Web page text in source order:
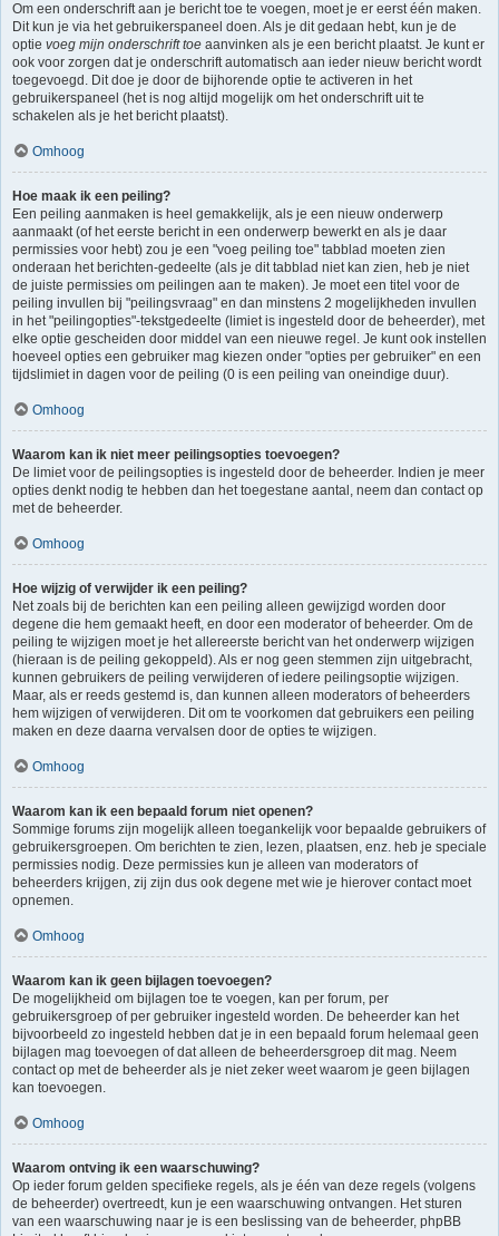
Om een onderschrift aan je bericht toe te voegen, moet je er eerst één maken.
Dit kun je via het gebruikerspaneel doen. Als je dit gedaan hebt, kun je de
optie voeg mijn onderschrift toe aanvinken als je een bericht plaatst. Je kunt er
ook voor zorgen dat je onderschrift automatisch aan ieder nieuw bericht wordt
toegevoegd. Dit doe je door de bijhorende optie te activeren in het
gebruikerspaneel (het is nog altijd mogelijk om het onderschrift uit te
schakelen als je het bericht plaatst).
Omhoog
Hoe maak ik een peiling?
Een peiling aanmaken is heel gemakkelijk, als je een nieuw onderwerp
aanmaakt (of het eerste bericht in een onderwerp bewerkt en als je daar
permissies voor hebt) zou je een "voeg peiling toe" tabblad moeten zien
onderaan het berichten-gedeelte (als je dit tabblad niet kan zien, heb je niet
de juiste permissies om peilingen aan te maken). Je moet een titel voor de
peiling invullen bij "peilingsvraag" en dan minstens 2 mogelijkheden invullen
in het "peilingopties"-tekstgedeelte (limiet is ingesteld door de beheerder), met
elke optie gescheiden door middel van een nieuwe regel. Je kunt ook instellen
hoeveel opties een gebruiker mag kiezen onder "opties per gebruiker" en een
tijdslimiet in dagen voor de peiling (0 is een peiling van oneindige duur).
Omhoog
Waarom kan ik niet meer peilingsopties toevoegen?
De limiet voor de peilingsopties is ingesteld door de beheerder. Indien je meer
opties denkt nodig te hebben dan het toegestane aantal, neem dan contact op
met de beheerder.
Omhoog
Hoe wijzig of verwijder ik een peiling?
Net zoals bij de berichten kan een peiling alleen gewijzigd worden door
degene die hem gemaakt heeft, en door een moderator of beheerder. Om de
peiling te wijzigen moet je het allereerste bericht van het onderwerp wijzigen
(hieraan is de peiling gekoppeld). Als er nog geen stemmen zijn uitgebracht,
kunnen gebruikers de peiling verwijderen of iedere peilingsoptie wijzigen.
Maar, als er reeds gestemd is, dan kunnen alleen moderators of beheerders
hem wijzigen of verwijderen. Dit om te voorkomen dat gebruikers een peiling
maken en deze daarna vervalsen door de opties te wijzigen.
Omhoog
Waarom kan ik een bepaald forum niet openen?
Sommige forums zijn mogelijk alleen toegankelijk voor bepaalde gebruikers of
gebruikersgroepen. Om berichten te zien, lezen, plaatsen, enz. heb je speciale
permissies nodig. Deze permissies kun je alleen van moderators of
beheerders krijgen, zij zijn dus ook degene met wie je hierover contact moet
opnemen.
Omhoog
Waarom kan ik geen bijlagen toevoegen?
De mogelijkheid om bijlagen toe te voegen, kan per forum, per
gebruikersgroep of per gebruiker ingesteld worden. De beheerder kan het
bijvoorbeeld zo ingesteld hebben dat je in een bepaald forum helemaal geen
bijlagen mag toevoegen of dat alleen de beheerdersgroep dit mag. Neem
contact op met de beheerder als je niet zeker weet waarom je geen bijlagen
kan toevoegen.
Omhoog
Waarom ontving ik een waarschuwing?
Op ieder forum gelden specifieke regels, als je één van deze regels (volgens
de beheerder) overtreedt, kun je een waarschuwing ontvangen. Het sturen
van een waarschuwing naar je is een beslissing van de beheerder, phpBB